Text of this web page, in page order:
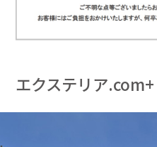
エクステリア